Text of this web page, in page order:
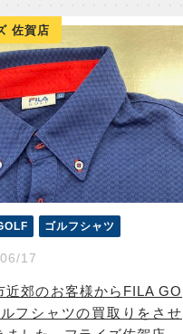
佐賀店
ゴルフシャツ
17
近郊のお客様からFILA GO
フシャツの買取りをさせ